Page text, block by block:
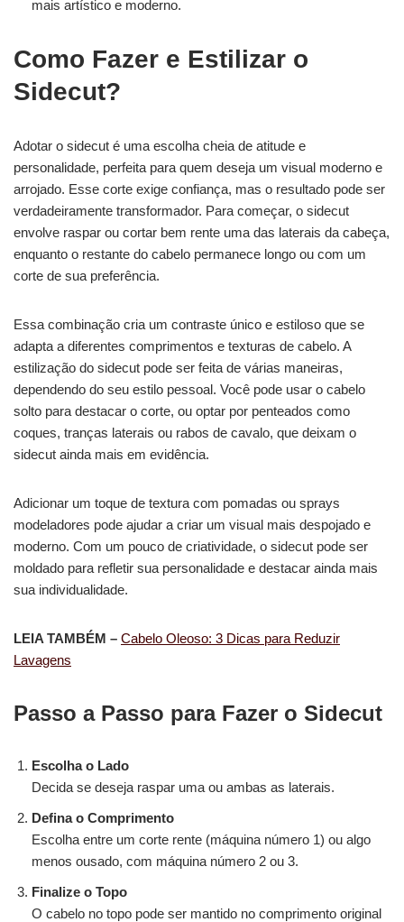
mais artístico e moderno.
Como Fazer e Estilizar o
Sidecut?
Adotar o sidecut é uma escolha cheia de atitude e
personalidade, perfeita para quem deseja um visual moderno e
arrojado. Esse corte exige confiança, mas o resultado pode ser
verdadeiramente transformador. Para começar, o sidecut
envolve raspar ou cortar bem rente uma das laterais da cabeça,
enquanto o restante do cabelo permanece longo ou com um
corte de sua preferência.
Essa combinação cria um contraste único e estiloso que se
adapta a diferentes comprimentos e texturas de cabelo. A
estilização do sidecut pode ser feita de várias maneiras,
dependendo do seu estilo pessoal. Você pode usar o cabelo
solto para destacar o corte, ou optar por penteados como
coques, tranças laterais ou rabos de cavalo, que deixam o
sidecut ainda mais em evidência.
Adicionar um toque de textura com pomadas ou sprays
modeladores pode ajudar a criar um visual mais despojado e
moderno. Com um pouco de criatividade, o sidecut pode ser
moldado para refletir sua personalidade e destacar ainda mais
sua individualidade.
LEIA TAMBÉM – Cabelo Oleoso: 3 Dicas para Reduzir
Lavagens
Passo a Passo para Fazer o Sidecut
Escolha o Lado
Decida se deseja raspar uma ou ambas as laterais.
Defina o Comprimento
Escolha entre um corte rente (máquina número 1) ou algo
menos ousado, com máquina número 2 ou 3.
Finalize o Topo
O cabelo no topo pode ser mantido no comprimento original